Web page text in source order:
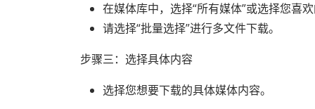
在媒体库中，选择“所有媒体”或选择您喜欢
请选择“批量选择”进行多文件下载。
步骤三：选择具体内容
选择您想要下载的具体媒体内容。